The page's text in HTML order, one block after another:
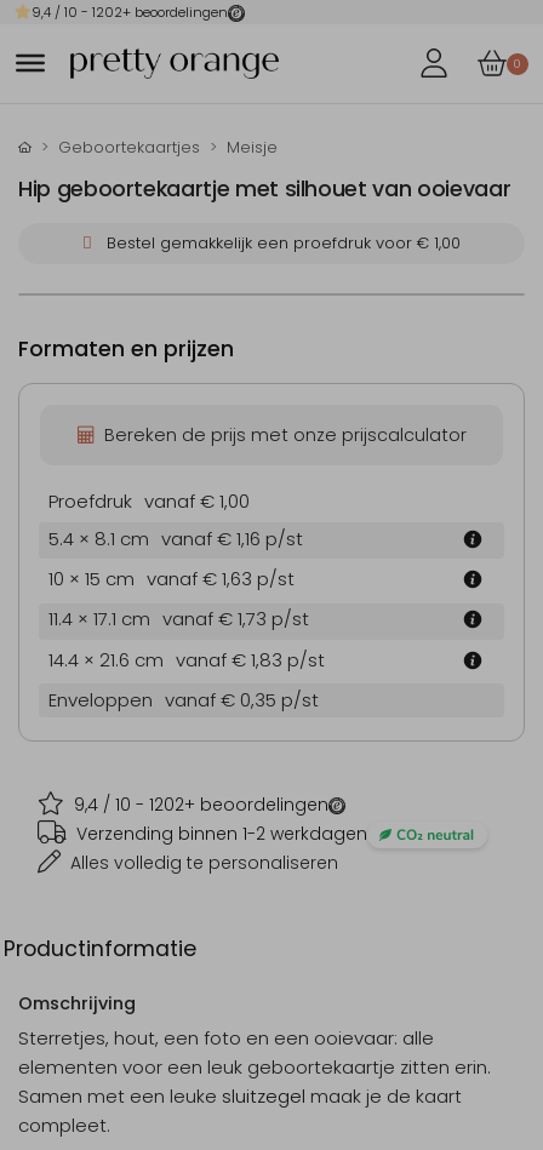
9,4 / 10 - 1202+ beoordelingen
0
Geboortekaartjes Meisje
Hip geboortekaartje met silhouet van ooievaar
Bestel gemakkelijk een proefdruk voor € 1,00
9,4 / 10 - 1202+ beoordelingen
Verzending binnen 1-2 werkdagen
Alles volledig te personaliseren
Formaten en prijzen
Bereken de prijs met onze prijscalculator
Proefdruk vanaf € 1,00
5.4 × 8.1 cm vanaf € 1,16 p/st
10 × 15 cm vanaf € 1,63 p/st
11.4 × 17.1 cm vanaf € 1,73 p/st
14.4 × 21.6 cm vanaf € 1,83 p/st
Enveloppen vanaf € 0,35 p/st
Productinformatie
Omschrijving
Sterretjes, hout, een foto en een ooievaar: alle
elementen voor een leuk geboortekaartje zitten erin.
Samen met een leuke sluitzegel maak je de kaart
compleet.